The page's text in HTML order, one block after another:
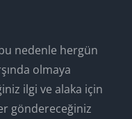
nedenle hergün
olmaya
ilgi ve alaka için
göndereceğiniz